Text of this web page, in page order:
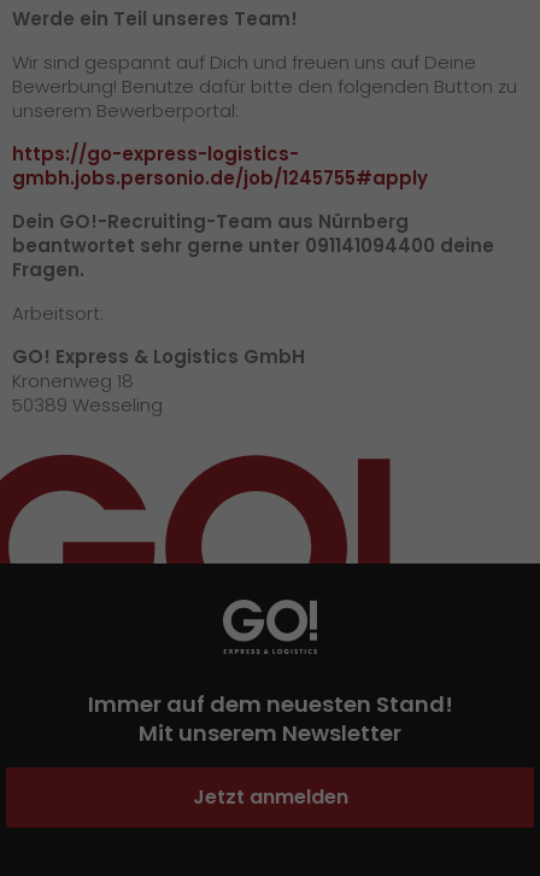
Werde ein Teil unseres Team!
Wir sind gespannt auf Dich und freuen uns auf Deine
Bewerbung! Benutze dafür bitte den folgenden Button zu
unserem Bewerberportal:
https://go-express-logistics-
gmbh.jobs.personio.de/job/1245755#apply
Dein GO!-Recruiting-Team aus Nürnberg
beantwortet sehr gerne unter 091141094400 deine
Fragen.
Arbeitsort:
GO! Express & Logistics GmbH
Kronenweg 18
50389 Wesseling
Immer auf dem neuesten Stand!
Mit unserem Newsletter
Jetzt anmelden